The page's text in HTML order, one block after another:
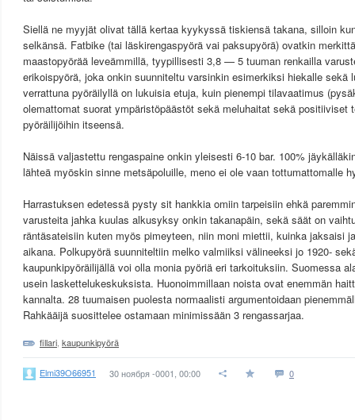
Siellä ne myyjät olivat tällä kertaa kyykyssä tiskiensä takana, silloin
selkänsä. Fatbike (tai läskirengaspyörä vai paksupyörä) ovatkin
maastopyörää leveämmillä, tyypillisesti 3,8 — 5 tuuman renkailla
erikoispyörä, joka onkin suunniteltu varsinkin esimerkiksi hiekalle sekä
verrattuna pyöräilyllä on lukuisia etuja, kuin pienempi tilavaatimus
olemattomat suorat ympäristöpäästöt sekä meluhaitat sekä positiiviset
pyöräilijöihin itseensä.
Näissä valjastettu rengaspaine onkin yleisesti 6-10 bar. 100%
lähteä myöskin sinne metsäpoluille, meno ei ole vaan tottumattomalle
Harrastuksen edetessä pysty sit hankkia omiin tarpeisiin ehkä
varusteita jahka kuulas alkusyksy onkin takanapäin, sekä säät on
räntäsateisiin kuten myös pimeyteen, niin moni miettii, kuinka jaksaisi
aikana. Polkupyörä suunniteltiin melko valmiiksi välineeksi jo 1920-
kaupunkipyöräilijällä voi olla monia pyöriä eri tarkoituksiin. Suomessa
usein laskettelukeskuksista. Huonoimmillaan noista ovat enemmän
kannalta. 28 tuumaisen puolesta normaalisti argumentoidaan
Rahkääijä suosittelee ostamaan minimissään 3 rengassarjaa.
fillari kaupunkipyörä
Elmi39O66951 30 ноября -0001, 00:00 0